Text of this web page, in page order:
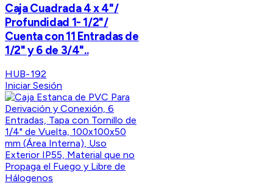
Caja Cuadrada 4 x 4"/
Profundidad 1- 1/2"/
Cuenta con 11 Entradas de
1/2" y 6 de 3/4"..
HUB-192
Iniciar Sesión